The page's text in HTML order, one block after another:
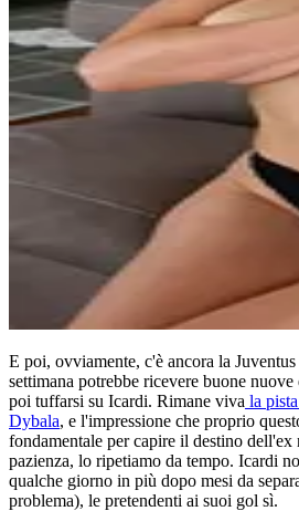
E poi, ovviamente, c'è ancora la
settimana potrebbe ricevere buone
poi tuffarsi su Icardi. Rimane viva la
Dybala, e l'impressione che proprio
fondamentale per capire il destino dell'ex
pazienza, lo ripetiamo da tempo. Icardi
qualche giorno in più dopo mesi da
problema), le pretendenti ai suoi gol sì.